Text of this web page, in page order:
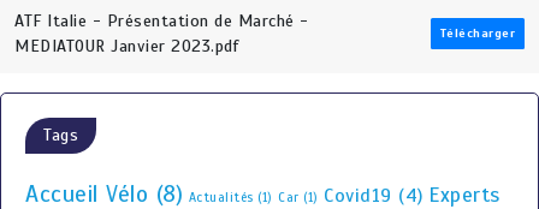
ATF Italie - Présentation de Marché -
MEDIATOUR Janvier 2023.pdf
Télécharger
Tags
Accueil Vélo (8) Actualités (1) Car (1) Covid19 (4) Experts